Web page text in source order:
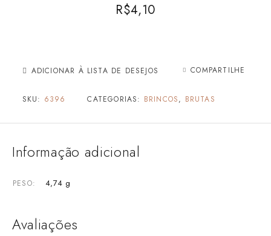
R$4,10
ADICIONAR À LISTA DE DESEJOS COMPARTILHE
SKU: 6396 CATEGORIAS: BRINCOS, BRUTAS
Informação adicional
PESO 4,74 g
Avaliações